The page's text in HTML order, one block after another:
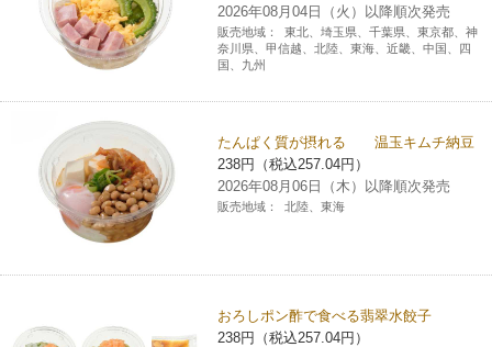
2026年08月04日（火）以降順次発売
販売地域：
東北、埼玉県、千葉県、東京都、神
奈川県、甲信越、北陸、東海、近畿、中国、四
国、九州
たんぱく質が摂れる 温玉キムチ納豆
238円（税込257.04円）
2026年08月06日（木）以降順次発売
販売地域： 北陸、東海
おろしポン酢で食べる翡翠水餃子
238円（税込257.04円）